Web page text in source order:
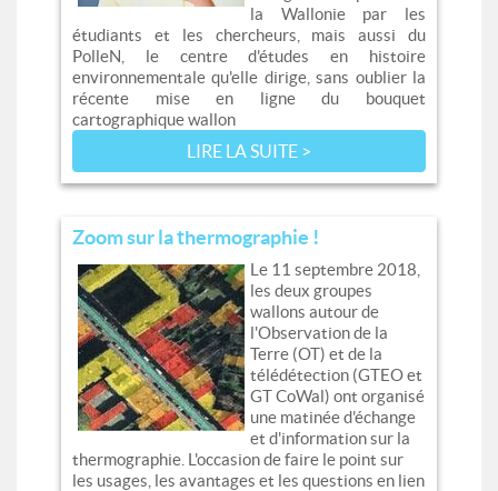
la Wallonie par les
étudiants et les chercheurs, mais aussi du
PolleN, le centre d'études en histoire
environnementale qu'elle dirige, sans oublier la
récente mise en ligne du bouquet
cartographique wallon
LIRE LA SUITE >
Zoom sur la thermographie !
Le 11 septembre 2018,
les deux groupes
wallons autour de
l'Observation de la
Terre (OT) et de la
télédétection (GTEO et
GT CoWal) ont organisé
une matinée d'échange
et d'information sur la
thermographie. L'occasion de faire le point sur
les usages, les avantages et les questions en lien